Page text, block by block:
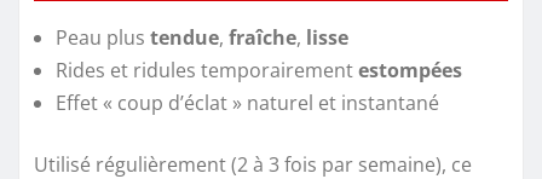
Peau plus tendue, fraîche, lisse
Rides et ridules temporairementestompées
Effet « coup d’éclat » naturel et instantané
Utilisé régulièrement (2 à 3 fois par semaine), ce